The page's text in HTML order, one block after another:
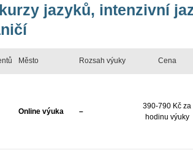
jazyků, intenzivní
Město Rozsah výuky Cena
Online výuka –
390-790 Kč za
hodinu výuky